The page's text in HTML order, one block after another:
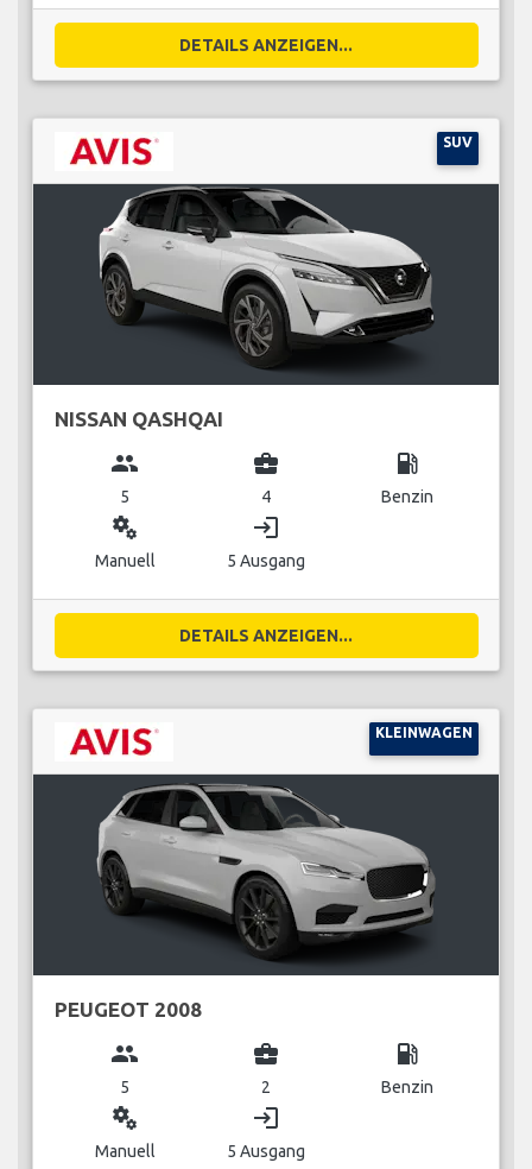
DETAILS ANZEIGEN...
SUV
NISSAN QASHQAI
group
5
business_center
4
local_gas_station
Benzin
miscellaneous_services
Manuell
login
5 Ausgang
DETAILS ANZEIGEN...
KLEINWAGEN
PEUGEOT 2008
group
5
business_center
2
local_gas_station
Benzin
miscellaneous_services
Manuell
login
5 Ausgang